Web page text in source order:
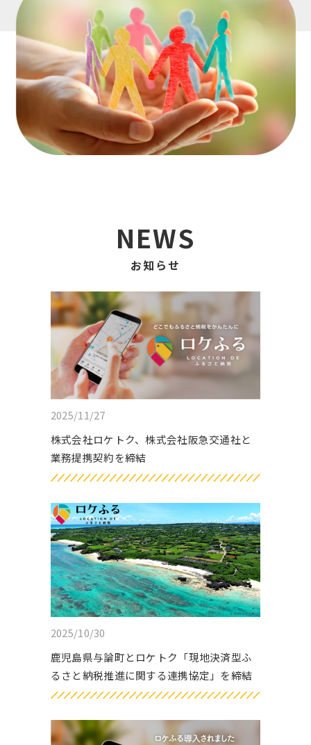
NEWS
お知らせ
2025/11/27
株式会社ロケトク、株式会社阪急交通社と
業務提携契約を締結
2025/10/30
鹿児島県与論町とロケトク「現地決済型ふ
るさと納税推進に関する連携協定」を締結